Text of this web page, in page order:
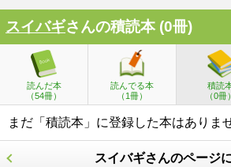
スイバギさんの積読本 (0冊)
読んだ本
（54冊）
読んでる本
（1冊）
積読
（0冊）
まだ「積読本」に登録した本はありま
スイバギさんのページ